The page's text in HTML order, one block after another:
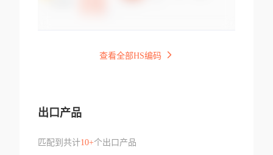
查看全部HS编码
出口产品
匹配到共计10+个出口产品